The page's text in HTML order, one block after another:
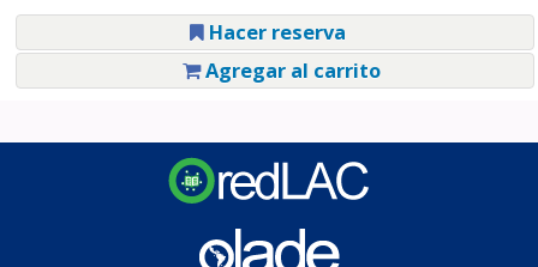
Hacer reserva
Agregar al carrito